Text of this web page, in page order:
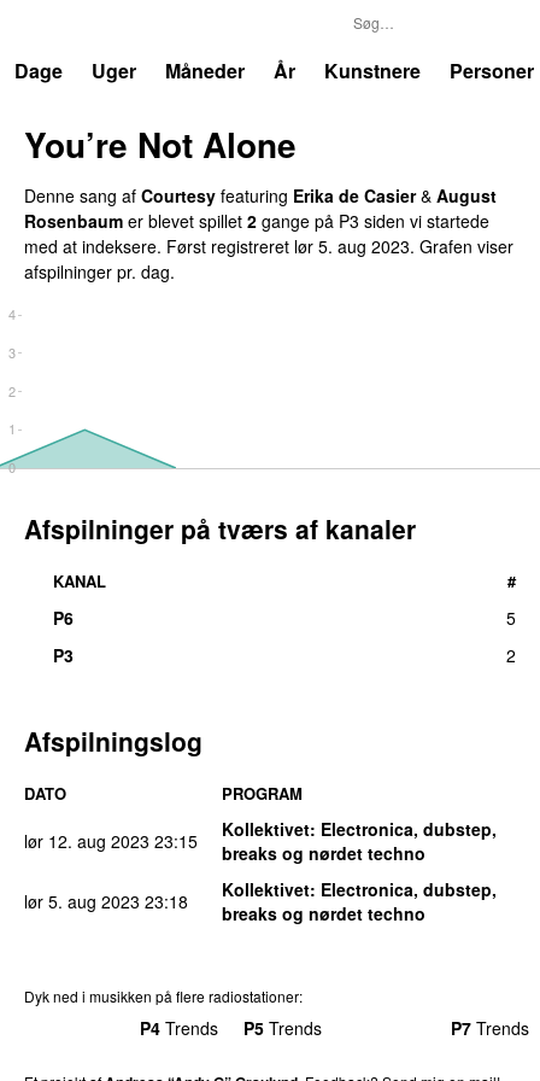
Dage
Uger Måneder År Kunstnere Personer
You’re Not Alone
Denne sang af Courtesy featuring Erika de Casier& August
Rosenbaum er blevet spillet 2 gange på P3 siden vi startede
med at indeksere. Først registreret lør 5. aug 2023. Grafen viser
afspilninger pr. dag.
0
1
2
3
4
Afspilninger på tværs af kanaler
KANAL #
P6
5
P3
2
Afspilningslog
DATO PROGRAM
lør 12. aug 2023 23:15 Kollektivet: Electronica, dubstep,
breaks og nørdet techno
lør 5. aug 2023 23:18 Kollektivet: Electronica, dubstep,
breaks og nørdet techno
Dyk ned i musikken på flere radiostationer:
P4 Trends P5 Trends P7 Trends